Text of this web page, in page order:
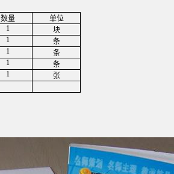
数量
单位
1
块
1
条
1
条
1
条
1
张